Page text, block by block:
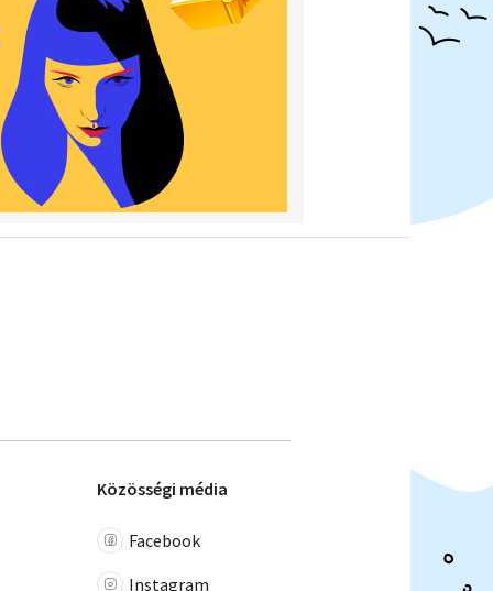
Közösségi média
Facebook
Instagram